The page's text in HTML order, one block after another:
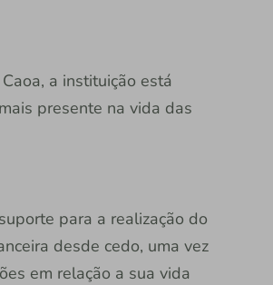
a instituição está
presente na vida das
para a realização do
desde cedo, uma vez
em relação a sua vida